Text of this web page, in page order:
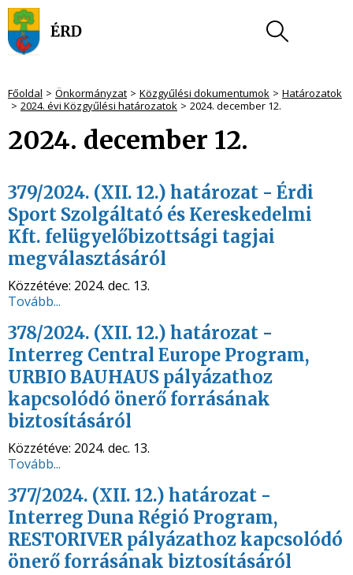
Főoldal Önkormányzat Közgyűlési dokumentumok
Határozatok
2024. évi Közgyűlési határozatok
2024. december 12.
2024. december 12.
379/2024. (XII. 12.) határozat - Érdi
Sport Szolgáltató és Kereskedelmi
Kft. felügyelőbizottsági tagjai
megválasztásáról
Közzétéve: 2024. dec. 13.
Tovább...
378/2024. (XII. 12.) határozat -
Interreg Central Europe Program,
URBIO BAUHAUS pályázathoz
kapcsolódó önerő forrásának
biztosításáról
Közzétéve: 2024. dec. 13.
Tovább...
377/2024. (XII. 12.) határozat -
Interreg Duna Régió Program,
RESTORIVER pályázathoz kapcsolódó
önerő forrásának biztosításáról